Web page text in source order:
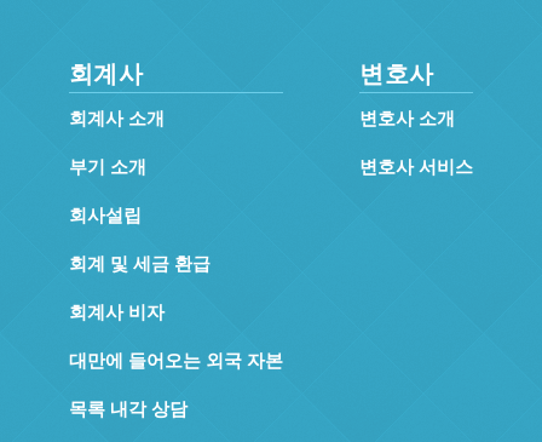
회계사
회계사 소개
부기 소개
회사설립
회계 및 세금 환급
회계사 비자
대만에 들어오는 외국 자본
목록 내각 상담
변호사
변호사 소개
변호사 서비스